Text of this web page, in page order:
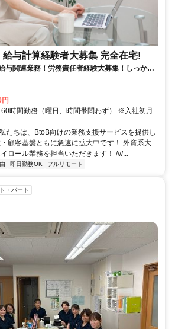
給与計算経験者大募集 完全在宅!
与関連業務！労務責任者経験大募集！しっかり
時間勤務（曜日、時間帯問わず） ※入社初月
ちは、BtoB向けの業務支援サービスを提供し
顧客基盤ともに急速に拡大中です！ 外資系大
ロール業務を担当いただきます！ ////...
即日勤務OK フルリモート
・パート